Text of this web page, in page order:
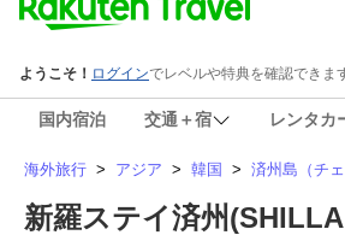
国内宿泊 交通＋宿 レンタカ
海外旅行 > アジア > 韓国 > 済州島（チェ
新羅ステイ済州